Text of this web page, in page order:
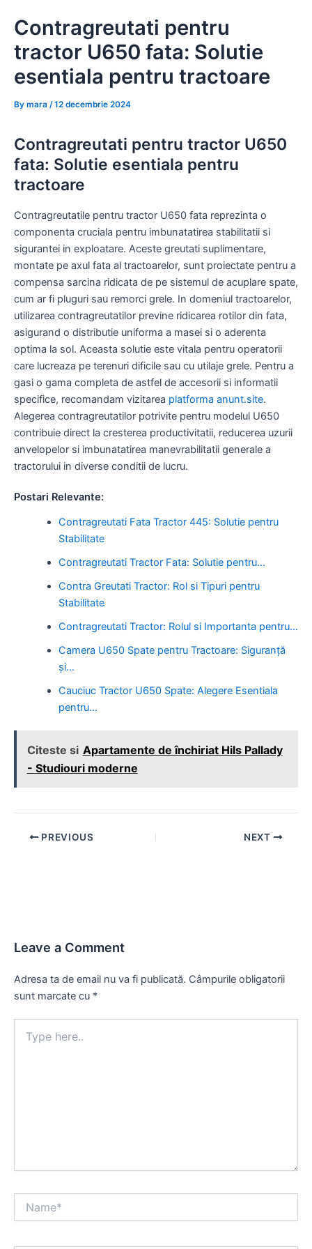
Contragreutati pentru
tractor U650 fata: Solutie
esentiala pentru tractoare
By mara /12 decembrie 2024
Contragreutati pentru tractor U650
fata: Solutie esentiala pentru
tractoare
Contragreutatile pentru tractor U650 fata reprezinta o
componenta cruciala pentru imbunatatirea stabilitatii si
sigurantei in exploatare. Aceste greutati suplimentare,
montate pe axul fata al tractoarelor, sunt proiectate pentru a
compensa sarcina ridicata de pe sistemul de acuplare spate,
cum ar fi pluguri sau remorci grele. In domeniul tractoarelor,
utilizarea contragreutatilor previne ridicarea rotilor din fata,
asigurand o distributie uniforma a masei si o aderenta
optima la sol. Aceasta solutie este vitala pentru operatorii
care lucreaza pe terenuri dificile sau cu utilaje grele. Pentru a
gasi o gama completa de astfel de accesorii si informatii
specifice, recomandam vizitarea platforma anunt.site.
Alegerea contragreutatilor potrivite pentru modelul U650
contribuie direct la cresterea productivitatii, reducerea uzurii
anvelopelor si imbunatatirea manevrabilitatii generale a
tractorului in diverse conditii de lucru.
Postari Relevante:
Contragreutati Fata Tractor 445: Solutie pentru
Stabilitate
Contragreutati Tractor Fata: Solutie pentru…
Contra Greutati Tractor: Rol si Tipuri pentru
Stabilitate
Contragreutati Tractor: Rolul si Importanta pentru…
Camera U650 Spate pentru Tractoare: Siguranță
și…
Cauciuc Tractor U650 Spate: Alegere Esentiala
pentru…
Citeste si Apartamente de închiriat Hils Pallady
- Studiouri moderne
Post PREVIOUS NEXT
Leave a Comment
Adresa ta de email nu va fi publicată. Câmpurile obligatorii
sunt marcate cu *
here..